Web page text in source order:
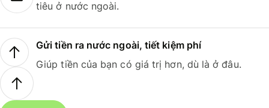
tiêu ở nước ngoài.
Gửi tiền ra nước ngoài, tiết kiệm phí
Giúp tiền của bạn có giá trị hơn, dù là ở đâu.